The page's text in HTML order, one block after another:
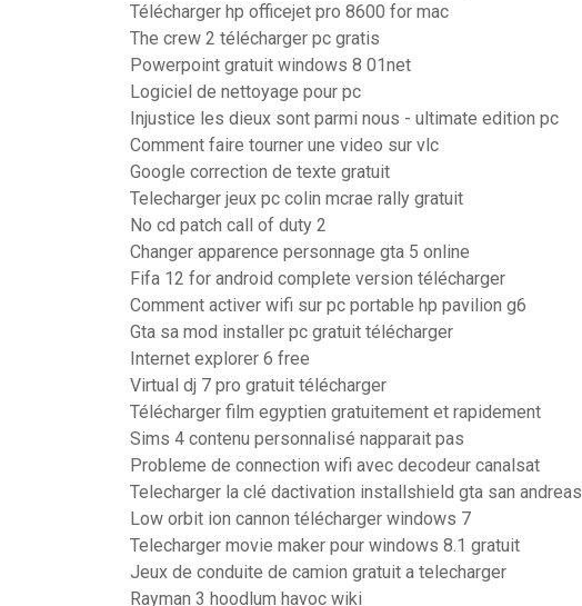
Télécharger hp officejet pro 8600 for mac
The crew 2 télécharger pc gratis
Powerpoint gratuit windows 8 01net
Logiciel de nettoyage pour pc
Injustice les dieux sont parmi nous - ultimate edition pc
Comment faire tourner une video sur vlc
Google correction de texte gratuit
Telecharger jeux pc colin mcrae rally gratuit
No cd patch call of duty 2
Changer apparence personnage gta 5 online
Fifa 12 for android complete version télécharger
Comment activer wifi sur pc portable hp pavilion g6
Gta sa mod installer pc gratuit télécharger
Internet explorer 6 free
Virtual dj 7 pro gratuit télécharger
Télécharger film egyptien gratuitement et rapidement
Sims 4 contenu personnalisé napparait pas
Probleme de connection wifi avec decodeur canalsat
Telecharger la clé dactivation installshield gta san andreas
Low orbit ion cannon télécharger windows 7
Telecharger movie maker pour windows 8.1 gratuit
Jeux de conduite de camion gratuit a telecharger
Rayman 3 hoodlum havoc wiki